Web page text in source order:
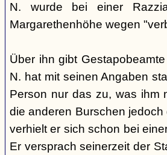
N. wurde bei einer
Margarethenhöhe wegen
Über ihn gibt
N. hat mit seinen Angaben
Person nur das zu, was ihm
die anderen Burschen
verhielt er sich schon bei
Er versprach seinerzeit der